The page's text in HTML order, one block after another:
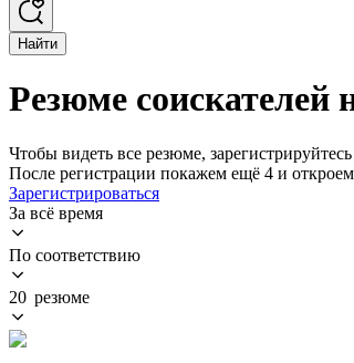
Найти
Резюме соискателей
Чтобы видеть все резюме, зарегистрируйтесь
После регистрации покажем ещё 4 и
Зарегистрироваться
За всё время
По соответствию
20 резюме